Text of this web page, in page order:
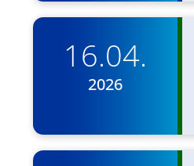
16.04.
2026